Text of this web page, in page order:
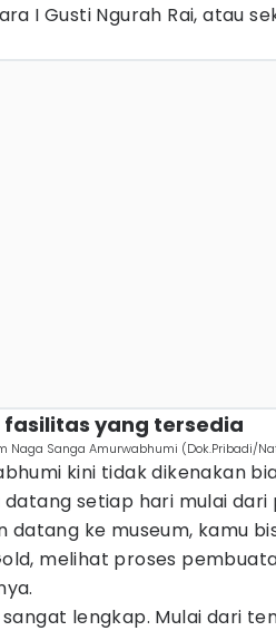
I Gusti Ngurah Rai, atau
fasilitas yang tersedia
Naga Sanga Amurwabhumi (Dok.Pribadi/
kini tidak dikenakan
datang setiap hari mulai dari
datang ke museum, kamu
melihat proses
lengkap. Mulai dari